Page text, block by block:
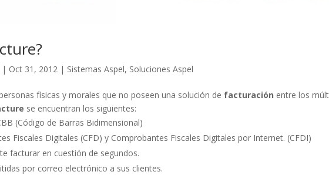
| Oct 31, 2012 | Sistemas Aspel, Soluciones Aspel
físicas y morales que no poseen una solución de facturación entre los
se encuentran los siguientes:
(Código de Barras Bidimensional)
Fiscales Digitales (CFD) y Comprobantes Fiscales Digitales por Internet. (CFDI)
facturar en cuestión de segundos.
por correo electrónico a sus clientes.